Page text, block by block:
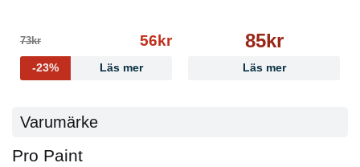
73kr 56kr
-23% Läs mer
85kr
Läs mer
Varumärke
Pro Paint